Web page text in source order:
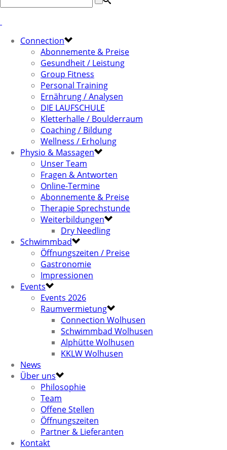
Connection
Abonnemente & Preise
Gesundheit / Leistung
Group Fitness
Personal Training
Ernährung / Analysen
DIE LAUFSCHULE
Kletterhalle / Boulderraum
Coaching / Bildung
Wellness / Erholung
Physio & Massagen
Unser Team
Fragen & Antworten
Online-Termine
Abonnemente & Preise
Therapie Sprechstunde
Weiterbildungen
Dry Needling
Schwimmbad
Öffnungszeiten / Preise
Gastronomie
Impressionen
Events
Events 2026
Raumvermietung
Connection Wolhusen
Schwimmbad Wolhusen
Alphütte Wolhusen
KKLW Wolhusen
News
Über uns
Philosophie
Team
Offene Stellen
Öffnungszeiten
Partner & Lieferanten
Kontakt